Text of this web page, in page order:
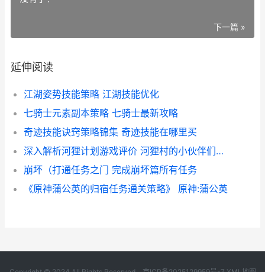
下一篇 »
延伸阅读
江湖姿势技能策略 江湖技能优化
七骑士元素副本策略 七骑士最新攻略
奇迹技能诀窍策略锦集 奇迹技能在哪里买
深入解析河狸计划游戏评价 河狸村的小伙伴们都惊呆了
崩坏（打通任务之门 完成崩坏篇所有任务
《原神蒲公英的归宿任务通关策略》 原神:蒲公英